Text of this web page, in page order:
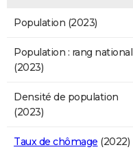
Population (2023)
Population : rang national
(2023)
Densité de population
(2023)
Taux de chômage (2022)